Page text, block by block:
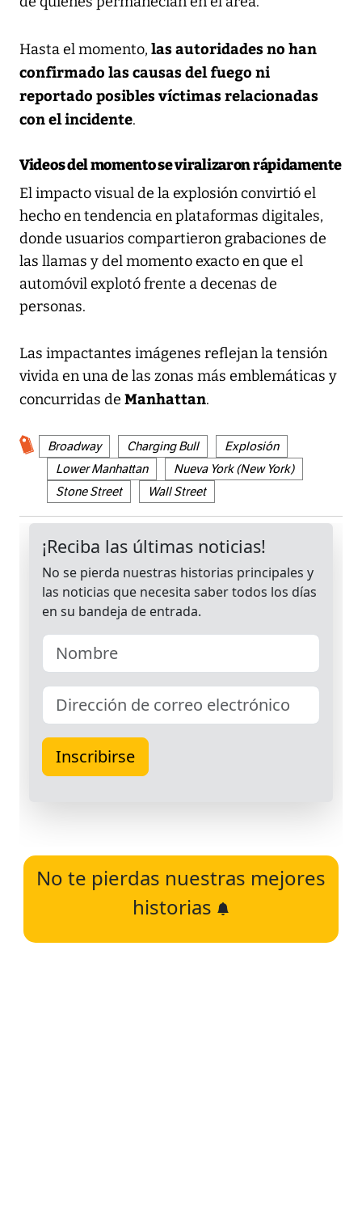
Hasta el momento, las autoridades no han
confirmado las causas del fuego ni
reportado posibles víctimas relacionadas
con el incidente.
Videos del momento se viralizaron rápidamente
El impacto visual de la explosión convirtió el
hecho en tendencia en plataformas digitales,
donde usuarios compartieron grabaciones de
las llamas y del momento exacto en que el
automóvil explotó frente a decenas de
personas.
Las impactantes imágenes reflejan la tensión
vivida en una de las zonas más emblemáticas y
concurridas de Manhattan.
Broadway Charging Bull
Explosión
Lower Manhattan
Nueva York (New York)
Stone Street
Wall Street
No te pierdas nuestras mejores
historias